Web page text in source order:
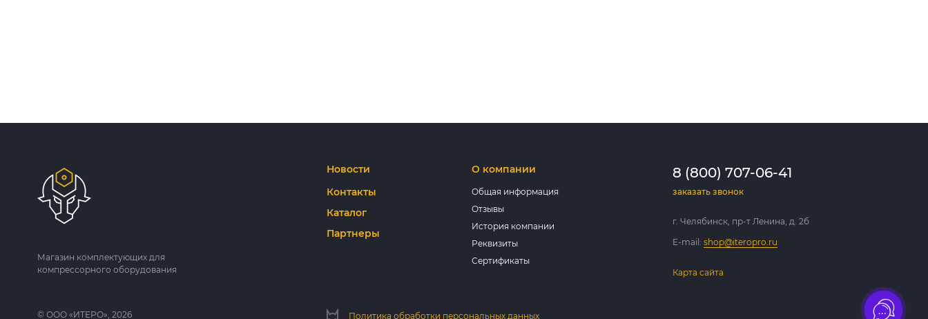
Магазин комплектующих для
компрессорного оборудования
О компании
Общая информация
Отзывы
История компании
Реквизиты
Сертификаты
Новости
Контакты
Каталог
Партнеры
8 (800) 707-06-41
заказать звонок
г. Челябинск, пр-т Ленина, д. 2б
E-mail:shop@iteropro.ru
Карта сайта
© ООО «ИТЕРО», 2026 Политика обработки персональных данных